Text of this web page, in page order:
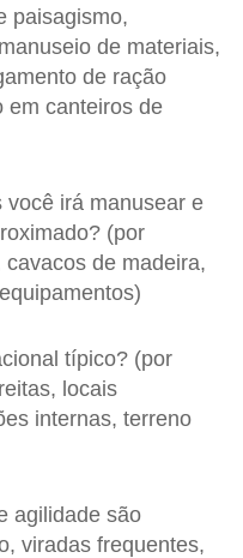
paisagismo,
de materiais,
de ração
em canteiros de
você irá manusear e
(por
de madeira,
típico? (por
locais
internas, terreno
agilidade são
viradas frequentes,